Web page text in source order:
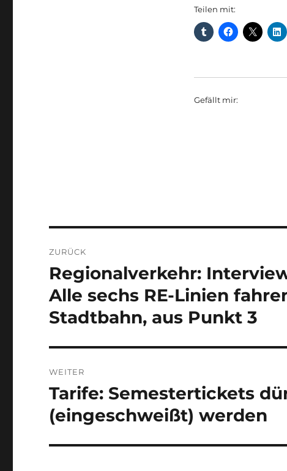
Teilen mit:
Gefällt mir:
ZURÜCK
Vorheriger
Beitrag:
Regionalverkehr:
Alle sechs RE-Linien
Stadtbahn, aus Punkt 3
WEITER
Nächster
Beitrag:
Tarife: Semestertickets
(eingeschweißt) werden